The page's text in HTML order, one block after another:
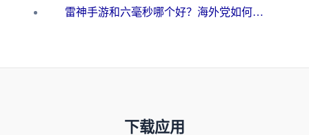
雷神手游和六毫秒哪个好？海外党如何真正解锁国内资源
下载应用